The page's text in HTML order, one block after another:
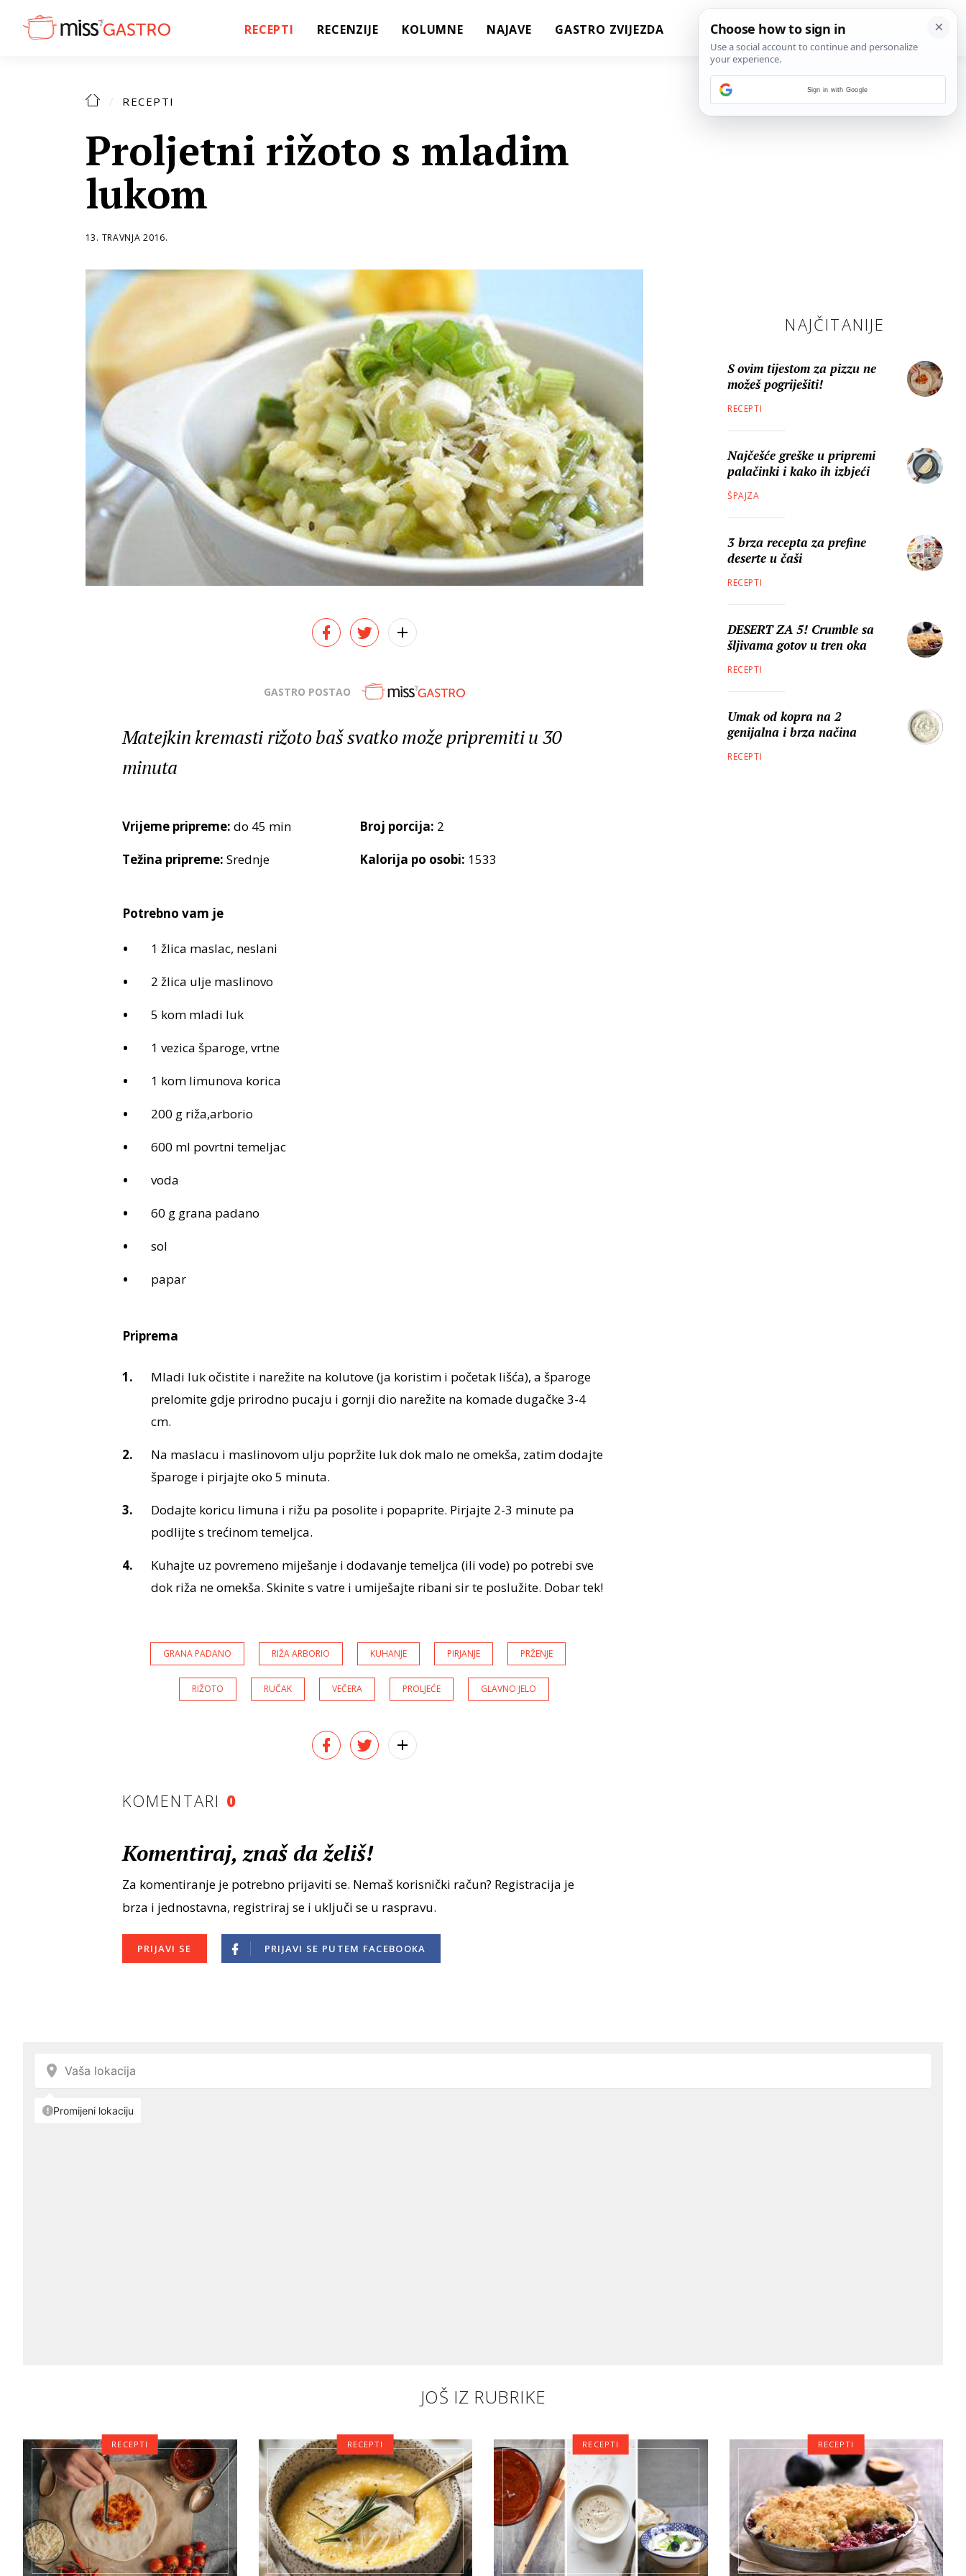
RECEPTI RECENZIJE KOLUMNE NAJAVE GASTRO ZVIJEZDA
RECEPTI
Proljetni rižoto s mladim
lukom
13. TRAVNJA 2016.
GASTRO POSTAO
Matejkin kremasti rižoto baš svatko može pripremiti u 30
minuta
Vrijeme pripreme: do 45 min Broj porcija: 2
Težina pripreme: Srednje Kalorija po osobi: 1533
Potrebno vam je
1 žlica maslac, neslani
2 žlica ulje maslinovo
5 kom mladi luk
1 vezica šparoge, vrtne
1 kom limunova korica
200 g riža,arborio
600 ml povrtni temeljac
voda
60 g grana padano
sol
papar
Priprema
Mladi luk očistite i narežite na kolutove (ja koristim i početak lišća), a šparoge
prelomite gdje prirodno pucaju i gornji dio narežite na komade dugačke 3-4
cm.
Na maslacu i maslinovom ulju popržite luk dok malo ne omekša, zatim dodajte
šparoge i pirjajte oko 5 minuta.
Dodajte koricu limuna i rižu pa posolite i popaprite. Pirjajte 2-3 minute pa
podlijte s trećinom temeljca.
Kuhajte uz povremeno miješanje i dodavanje temeljca (ili vode) po potrebi sve
dok riža ne omekša. Skinite s vatre i umiješajte ribani sir te poslužite. Dobar tek!
GRANA PADANO RIŽA ARBORIO KUHANJE PIRJANJE PRŽENJE
RIŽOTO RUČAK VEČERA PROLJEĆE GLAVNO JELO
KOMENTARI 0
Komentiraj, znaš da želiš!
Za komentiranje je potrebno prijaviti se. Nemaš korisnički račun? Registracija je
brza i jednostavna, registriraj se i uključi se u raspravu.
PRIJAVI SE PRIJAVI SE PUTEM FACEBOOKA
NAJČITANIJE
S ovim tijestom za pizzu ne
možeš pogriješiti!
RECEPTI
Najčešće greške u pripremi
palačinki i kako ih izbjeći
ŠPAJZA
3 brza recepta za prefine
deserte u čaši
RECEPTI
DESERT ZA 5! Crumble sa
šljivama gotov u tren oka
RECEPTI
Umak od kopra na 2
genijalna i brza načina
RECEPTI
JOŠ IZ RUBRIKE
RECEPTI RECEPTI RECEPTI RECEPTI
Sign in with Google